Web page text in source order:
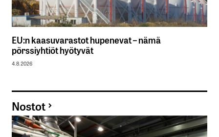
EU:n kaasuvarastot hupenevat – nämä
pörssiyhtiöt hyötyvät
4.8.2026
Nostot